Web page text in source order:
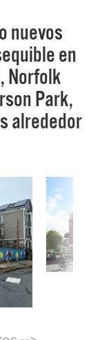
nuevos
en
Norfolk
Park,
alrededor